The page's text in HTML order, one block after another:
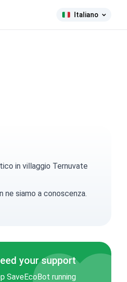
Italiano
in villaggio Ternuvate
siamo a conoscenza.
your support
SaveEcoBot running